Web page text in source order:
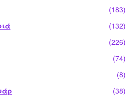
(183)
(132)
(226)
(74)
(8)
(38)